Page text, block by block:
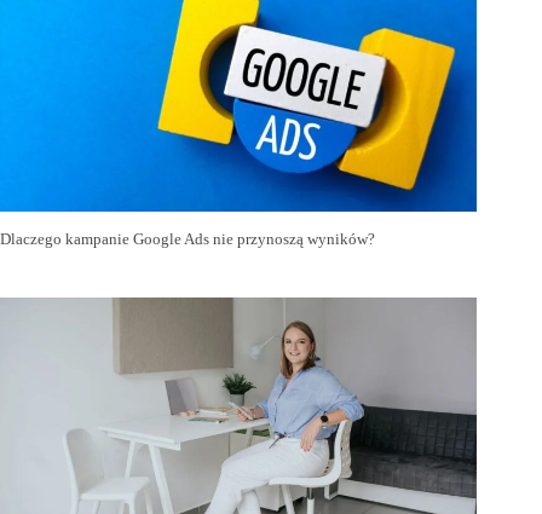
Dlaczego kampanie Google Ads nie przynoszą wyników?